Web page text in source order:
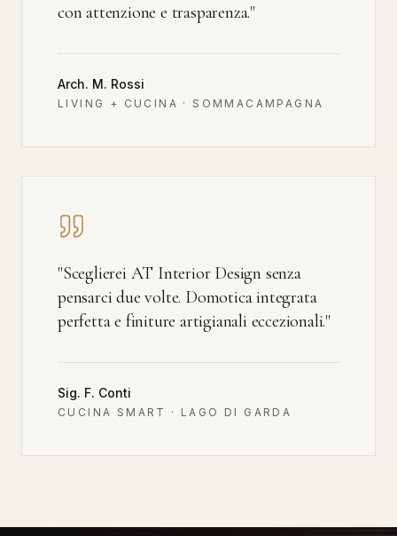
con attenzione e trasparenza."
Arch. M. Rossi
LIVING + CUCINA · SOMMACAMPAGNA
"Sceglierei AT Interior Design senza
pensarci due volte. Domotica integrata
perfetta e finiture artigianali eccezionali."
Sig. F. Conti
CUCINA SMART · LAGO DI GARDA